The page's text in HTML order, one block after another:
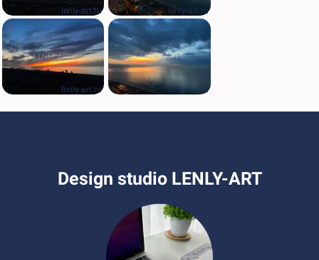
lenly-art.ru
lenly-art.ru
lenly-art.ru
lenly-art.ru
Design studio LENLY-ART